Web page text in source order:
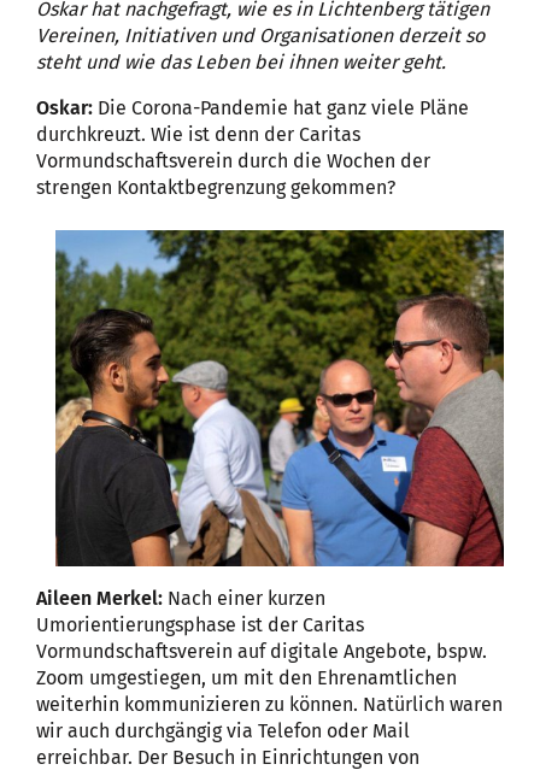
Oskar hat nachgefragt, wie es in Lichtenberg tätigen
Vereinen, Initiativen und Organisationen derzeit so
steht und wie das Leben bei ihnen weiter geht.
Oskar: Die Corona-Pandemie hat ganz viele Pläne
durchkreuzt. Wie ist denn der Caritas
Vormundschaftsverein durch die Wochen der
strengen Kontaktbegrenzung gekommen?
Aileen Merkel: Nach einer kurzen
Umorientierungsphase ist der Caritas
Vormundschaftsverein auf digitale Angebote, bspw.
Zoom umgestiegen, um mit den Ehrenamtlichen
weiterhin kommunizieren zu können. Natürlich waren
wir auch durchgängig via Telefon oder Mail
erreichbar. Der Besuch in Einrichtungen von